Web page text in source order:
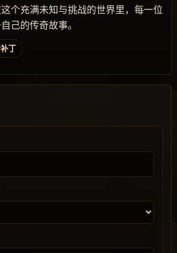
个充满未知与挑战的世界里，每一位
己的传奇故事。
丁